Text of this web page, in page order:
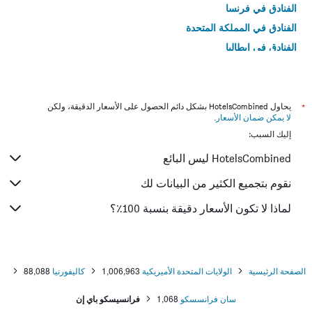
الفنادق في فرنسا
الفنادق في المملكة المتحدة
الفنادق في إيطاليا
*
يحاول HotelsCombined بشكل دائم الحصول على الأسعار الدقيقة، ولكن
لا يمكن ضمان الأسعار .
إليك السبب:
HotelsCombined ليس البائع
نقوم بتجميع الكثير من البيانات لك
لماذا لا تكون الأسعار دقيقة بنسبة 100٪؟
الصفحة الرئيسية الولايات المتحدة الأميريكية 1,006,963 كاليفورنيا 88,088
سان فرانسسكو 1,068 فرانسيسكو باي إن